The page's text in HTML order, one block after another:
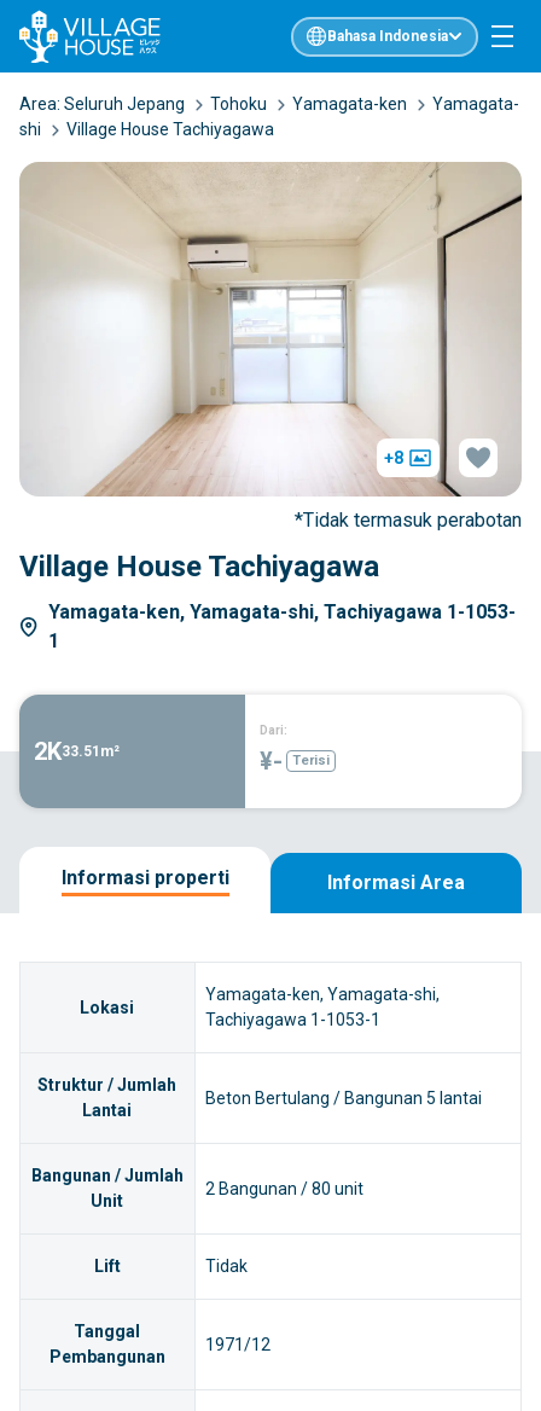
Bahasa Indonesia
Area: Seluruh Jepang Tohoku Yamagata-ken
Yamagata-
shi
Village House Tachiyagawa
Village House Tachiyagawa
Yamagata-ken, Yamagata-shi, Tachiyagawa 1-1053-
1
+8
*Tidak termasuk perabotan
2K33.51m²
Dari:
¥- Terisi
Informasi properti Informasi Area
Lokasi
Yamagata-ken, Yamagata-shi,
Tachiyagawa 1-1053-1
Struktur / Jumlah
Lantai
Beton Bertulang / Bangunan 5 lantai
Bangunan / Jumlah
Unit
2 Bangunan / 80 unit
Lift Tidak
Tanggal
Pembangunan
1971/12